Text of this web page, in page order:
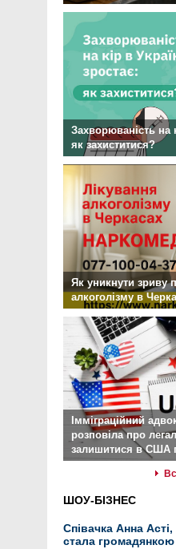
Захворюваність на
як захиститися?
Як уникнути зриву
алкоголізму в
Імміграційний
розповіла про
залишитися в США
ШОУ-БІЗНЕС
Співачка Анна
стала громадянкою